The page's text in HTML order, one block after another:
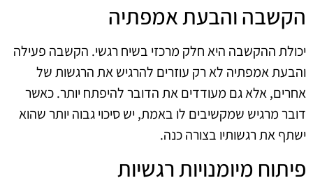
הקשבה והבעת אמפתיה
יכולת ההקשבה היא חלק מרכזי בשיח רגשי. הקשבה פעילה
והבעת אמפתיה לא רק עוזרים להרגיש את הרגשות של
אחרים, אלא גם מעודדים את הדובר להיפתח יותר. כאשר
דובר מרגיש שמקשיבים לו באמת, יש סיכוי גבוה יותר שהוא
ישתף את רגשותיו בצורה כנה.
פיתוח מיומנויות רגשיות